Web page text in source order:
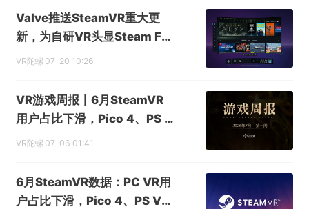
Valve推送SteamVR重大更
新，为自研VR头显Steam Fra
me发售铺路
VR陀螺 07-20 10:26
VR游戏周报丨6月SteamVR
用户占比下滑，Pico 4、PS V
R2份额逆势上涨；Meta开启
VR陀螺 07-06 01:41
6月SteamVR数据：PC VR用
户占比下滑，Pico 4、PS VR